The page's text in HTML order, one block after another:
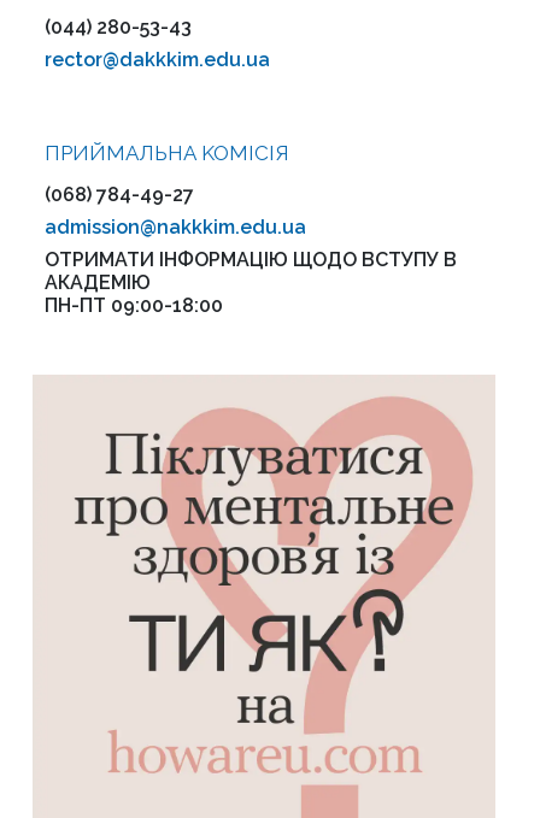
(044) 280-53-43
rector@dakkkim.edu.ua
ПРИЙМАЛЬНА KOMІСІЯ
(068) 784-49-27
admission@nakkkim.edu.ua
ОТРИМАТИ ІНФОРМАЦІЮ ЩОДО ВСТУПУ В
АКАДЕМІЮ
ПН-ПТ 09:00-18:00